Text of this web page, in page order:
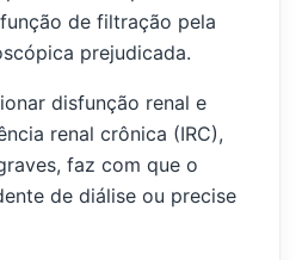
de filtração pela
prejudicada.
disfunção renal e
renal crônica (IRC),
faz com que o
de diálise ou precise